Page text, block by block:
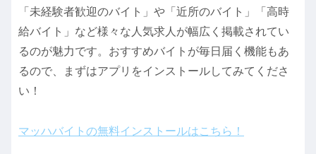
「未経験者歓迎のバイト」や「近所のバイト」「高時
給バイト」など様々な人気求人が幅広く掲載されてい
るのが魅力です。おすすめバイトが毎日届く機能もあ
るので、まずはアプリをインストールしてみてくださ
い！
マッハバイトの無料インストールはこちら！